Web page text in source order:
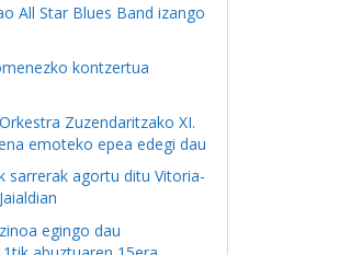
All Star Blues Band izango
kontzertua
Zuzendaritzako XI.
emoteko epea edegi dau
sarrerak agortu ditu Vitoria-
egingo dau